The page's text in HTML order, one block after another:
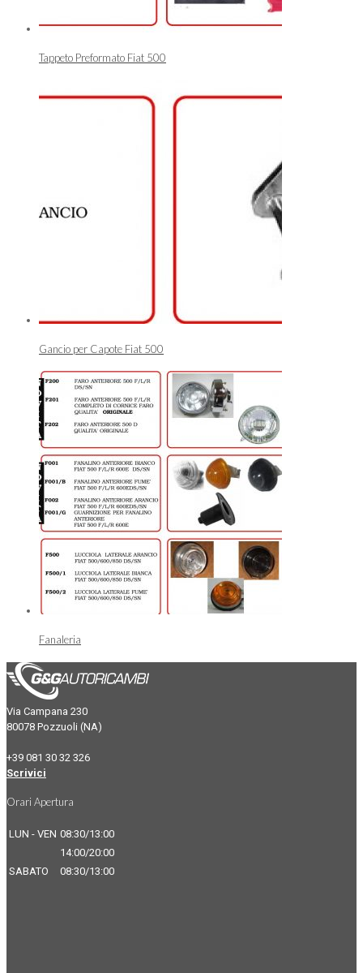
Tappeto Preformato Fiat 500
Gancio per Capote Fiat 500
Fanaleria
Via Campana 230
80078 Pozzuoli (NA)
+39 081 30 32 326
Scrivici
Orari Apertura
LUN - VEN 08:30/13:00
14:00/20:00
SABATO
08:30/13:00